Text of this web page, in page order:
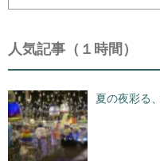
索
人気記事（１時間）
夏の夜彩る